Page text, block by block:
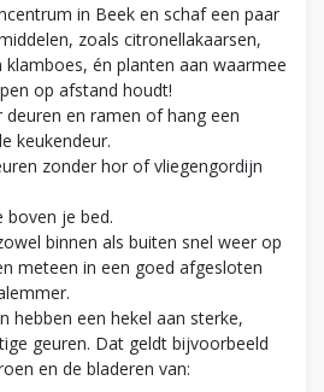
in Beek en schaf een paar
zoals citronellakaarsen,
klamboes, én planten aan waarmee
op afstand houdt!
en ramen of hang een
keukendeur.
zonder hor of vliegengordijn
boven je bed.
binnen als buiten snel weer op
meteen in een goed afgesloten
hebben een hekel aan sterke,
geuren. Dat geldt bijvoorbeeld
en de bladeren van: